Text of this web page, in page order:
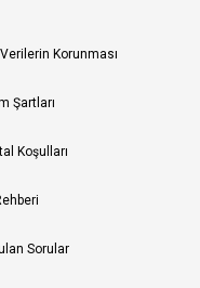
Korunması
Şartları
Koşulları
Sorular